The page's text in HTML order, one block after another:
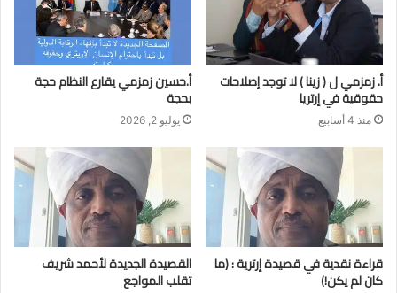
أ. زمزمي ل ( زينا ) لا توجد إصلاحات
حقوقية في إرتريا
منذ 4 أسابيع
أ.حسين زمزمي يقارع النظام حجة
بحجة
يوليو 2, 2026
قراءة نقدية في قصيدة إرترية : (ما
كان لم يكن!)
القصيدة الجديدة لأحمد شريف
تقلب المواجع